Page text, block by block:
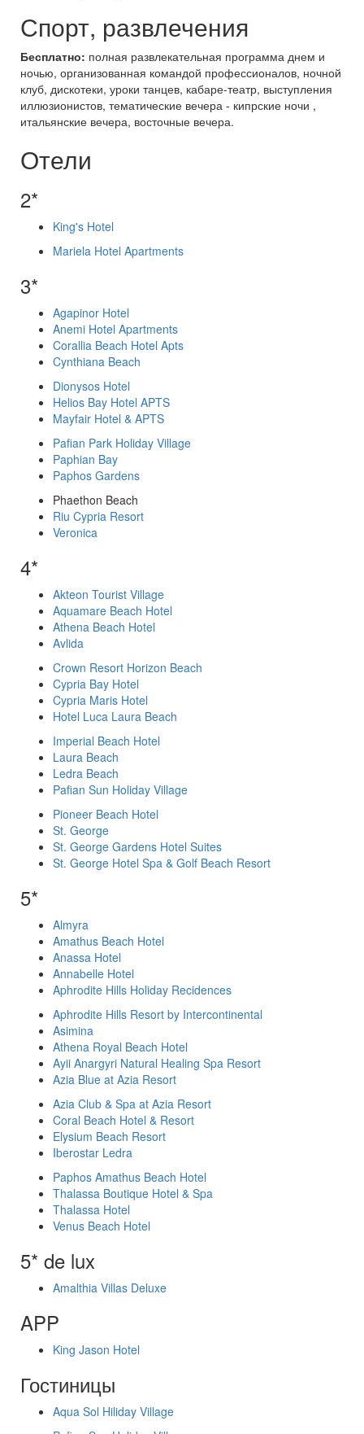
Спорт, развлечения
Бесплатно: полная развлекательная программа днем и
ночью, организованная командой профессионалов, ночной
клуб, дискотеки, уроки танцев, кабаре-театр, выступления
иллюзионистов, тематические вечера - кипрские ночи ,
итальянские вечера, восточные вечера.
Отели
2*
King's Hotel
Mariela Hotel Apartments
3*
Agapinor Hotel
Anemi Hotel Apartments
Corallia Beach Hotel Apts
Cynthiana Beach
Dionysos Hotel
Helios Bay Hotel APTS
Mayfair Hotel & APTS
Pafian Park Holiday Village
Paphian Bay
Paphos Gardens
Phaethon Beach
Riu Cypria Resort
Veronica
4*
Akteon Tourist Village
Aquamare Beach Hotel
Athena Beach Hotel
Avlida
Crown Resort Horizon Beach
Cypria Bay Hotel
Cypria Maris Hotel
Hotel Luca Laura Beach
Imperial Beach Hotel
Laura Beach
Ledra Beach
Pafian Sun Holiday Village
Pioneer Beach Hotel
St. George
St. George Gardens Hotel Suites
St. George Hotel Spa & Golf Beach Resort
5*
Almyra
Amathus Beach Hotel
Anassa Hotel
Annabelle Hotel
Aphrodite Hills Holiday Recidences
Aphrodite Hills Resort by Intercontinental
Asimina
Athena Royal Beach Hotel
Ayii Anargyri Natural Healing Spa Resort
Azia Blue at Azia Resort
Azia Club & Spa at Azia Resort
Coral Beach Hotel & Resort
Elysium Beach Resort
Iberostar Ledra
Paphos Amathus Beach Hotel
Thalassa Boutique Hotel & Spa
Thalassa Hotel
Venus Beach Hotel
5* de lux
Amalthia Villas Deluxe
APP
King Jason Hotel
Гостиницы
Aqua Sol Hiliday Village